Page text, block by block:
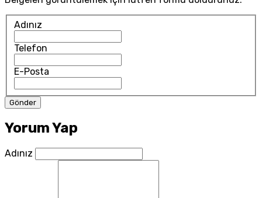
Adınız
Telefon
E-Posta
Yorum Yap
Adınız